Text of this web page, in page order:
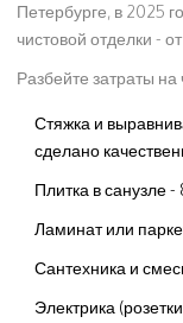
Петербурге, в 2025
чистовой отделки -
Разбейте затраты на
Стяжка и
сделано
Плитка в санузле
Ламинат или
Сантехника и
Электрика